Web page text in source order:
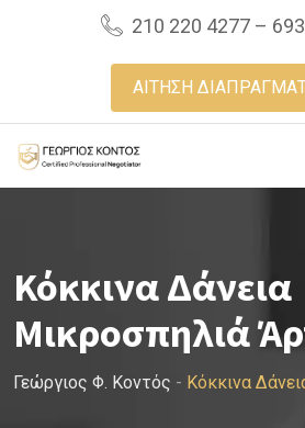
210 220 4277 –
ΑΙΤΗΣΗ
Κόκκινα Δάνεια
Μικροσπηλιά
Γεώργιος Φ. Κοντός - Κόκκινα